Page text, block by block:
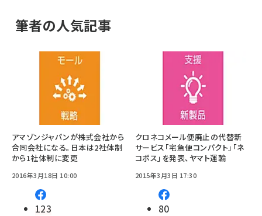
筆者の人気記事
アマゾンジャパンが株式会社から
合同会社になる。日本は2社体制
から1社体制に変更
2016年3月18日 10:00
123
クロネコメール便廃止の代替新
サービス「宅急便コンパクト」「ネ
コポス」を発表、ヤマト運輸
2015年3月3日 17:30
80